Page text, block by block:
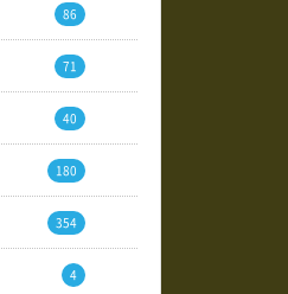
86
71
40
180
354
4